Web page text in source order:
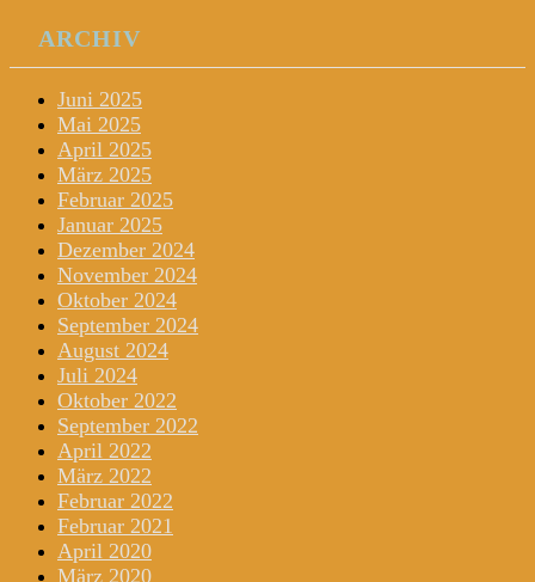
ARCHIV
Juni 2025
Mai 2025
April 2025
März 2025
Februar 2025
Januar 2025
Dezember 2024
November 2024
Oktober 2024
September 2024
August 2024
Juli 2024
Oktober 2022
September 2022
April 2022
März 2022
Februar 2022
Februar 2021
April 2020
März 2020